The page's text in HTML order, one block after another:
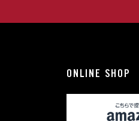
ONLINE SHOP